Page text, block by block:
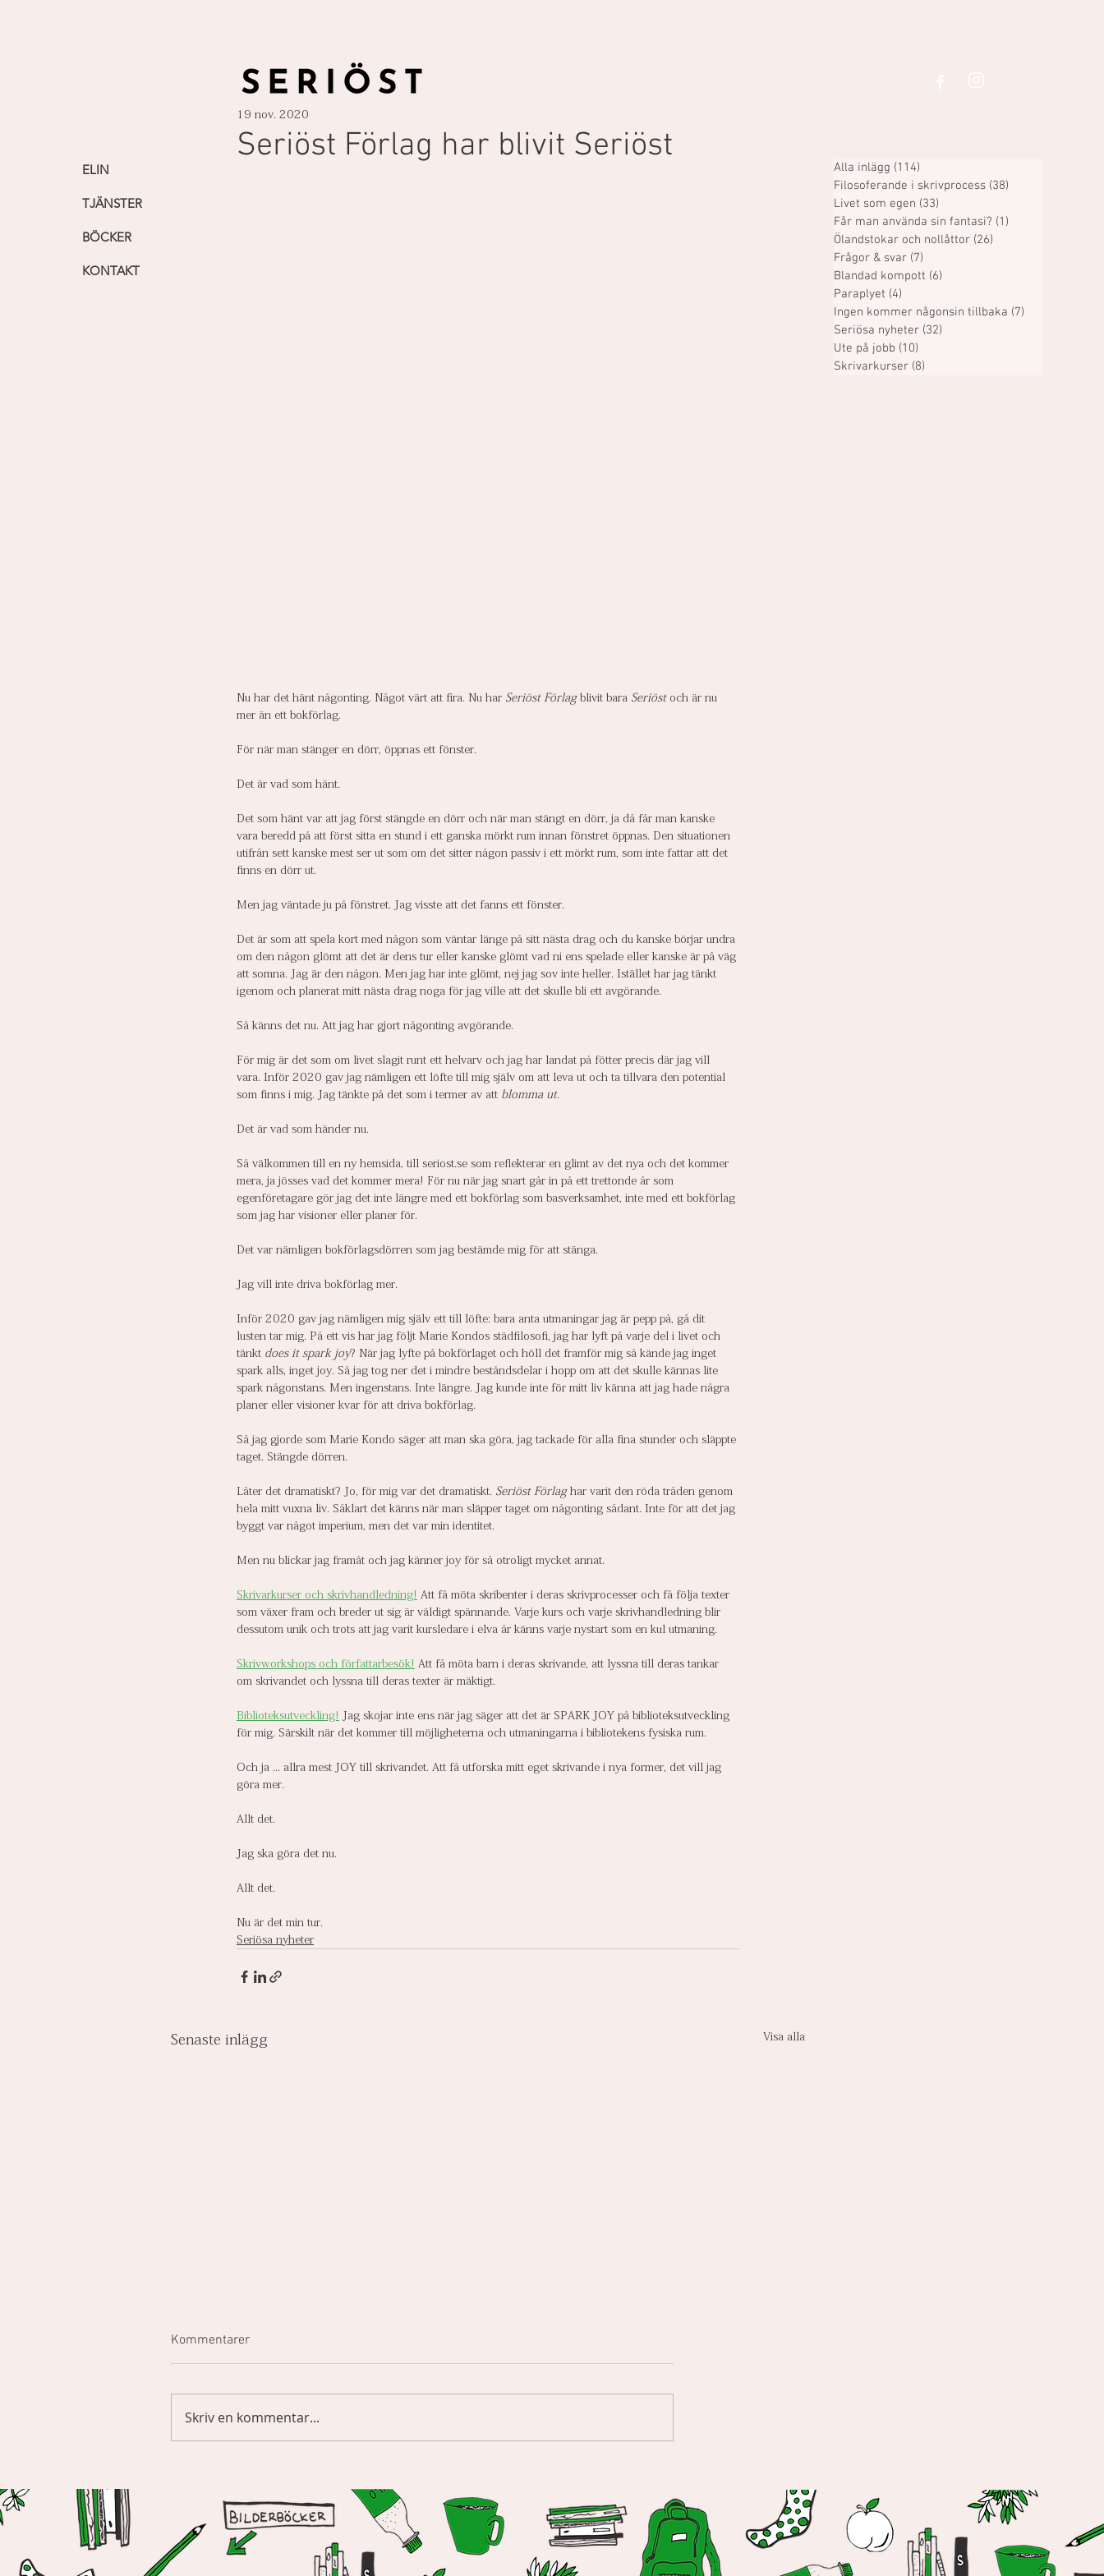
Seriöst Förlag har blivit Seriöst
19 nov. 2020
Nu har det hänt någonting. Något värt att fira. Nu har Seriöst Förlag blivit bara Seriöst och är nu
mer än ett bokförlag.
För när man stänger en dörr, öppnas ett fönster.
Det är vad som hänt.
Det som hänt var att jag först stängde en dörr och när man stängt en dörr, ja då får man kanske
vara beredd på att först sitta en stund i ett ganska mörkt rum innan fönstret öppnas. Den situationen
utifrån sett kanske mest ser ut som om det sitter någon passiv i ett mörkt rum, som inte fattar att det
finns en dörr ut.
Men jag väntade ju på fönstret. Jag visste att det fanns ett fönster.
Det är som att spela kort med någon som väntar länge på sitt nästa drag och du kanske börjar undra
om den någon glömt att det är dens tur eller kanske glömt vad ni ens spelade eller kanske är på väg
att somna. Jag är den någon. Men jag har inte glömt, nej jag sov inte heller. Istället har jag tänkt
igenom och planerat mitt nästa drag noga för jag ville att det skulle bli ett avgörande.
Så känns det nu. Att jag har gjort någonting avgörande.
För mig är det som om livet slagit runt ett helvarv och jag har landat på fötter precis där jag vill
vara. Inför 2020 gav jag nämligen ett löfte till mig själv om att leva ut och ta tillvara den potential
som finns i mig. Jag tänkte på det som i termer av att blomma ut.
Det är vad som händer nu.
Så välkommen till en ny hemsida, till seriost.se som reflekterar en glimt av det nya och det kommer
mera, ja jösses vad det kommer mera! För nu när jag snart går in på ett trettonde år som
egenföretagare gör jag det inte längre med ett bokförlag som basverksamhet, inte med ett bokförlag
som jag har visioner eller planer för.
Det var nämligen bokförlagsdörren som jag bestämde mig för att stänga.
Jag vill inte driva bokförlag mer.
Inför 2020 gav jag nämligen mig själv ett till löfte: bara anta utmaningar jag är pepp på, gå dit
lusten tar mig. På ett vis har jag följt Marie Kondos städfilosofi, jag har lyft på varje del i livet och
tänkt does it spark joy? När jag lyfte på bokförlaget och höll det framför mig så kände jag inget
spark alls, inget joy. Så jag tog ner det i mindre beståndsdelar i hopp om att det skulle kännas lite
spark någonstans. Men ingenstans. Inte längre. Jag kunde inte för mitt liv känna att jag hade några
planer eller visioner kvar för att driva bokförlag.
Så jag gjorde som Marie Kondo säger att man ska göra, jag tackade för alla fina stunder och släppte
taget. Stängde dörren.
Låter det dramatiskt? Jo, för mig var det dramatiskt. Seriöst Förlag har varit den röda tråden genom
hela mitt vuxna liv. Såklart det känns när man släpper taget om någonting sådant. Inte för att det jag
byggt var något imperium, men det var min identitet.
Men nu blickar jag framåt och jag känner joy för så otroligt mycket annat.
Skrivarkurser och skrivhandledning! Att få möta skribenter i deras skrivprocesser och få följa texter
som växer fram och breder ut sig är väldigt spännande. Varje kurs och varje skrivhandledning blir
dessutom unik och trots att jag varit kursledare i elva år känns varje nystart som en kul utmaning.
Skrivworkshops och författarbesök! Att få möta barn i deras skrivande, att lyssna till deras tankar
om skrivandet och lyssna till deras texter är mäktigt.
Biblioteksutveckling! Jag skojar inte ens när jag säger att det är SPARK JOY på biblioteksutveckling
för mig. Särskilt när det kommer till möjligheterna och utmaningarna i bibliotekens fysiska rum.
Och ja ... allra mest JOY till skrivandet. Att få utforska mitt eget skrivande i nya former, det vill jag
göra mer.
Allt det.
Jag ska göra det nu.
Allt det.
Nu är det min tur.
Seriösa nyheter
Senaste inlägg Visa alla
Vad är Seriöst?
Kommentarer
Skriv en kommentar...
Alla inlägg (114)
Filosoferande i skrivprocess (38)
Livet som egen (33)
Får man använda sin fantasi? (1)
Ölandstokar och nollåttor (26)
Frågor & svar (7)
Blandad kompott (6)
Paraplyet (4)
Ingen kommer någonsin tillbaka (7)
Seriösa nyheter (32)
Ute på jobb (10)
Skrivarkurser (8)
ELIN
TJÄNSTER
BÖCKER
KONTAKT